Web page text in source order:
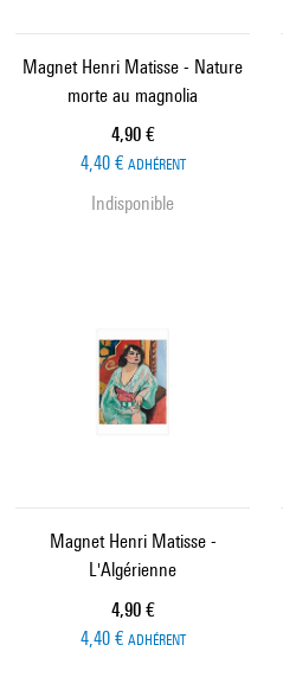
Magnet Henri Matisse - Nature
morte au magnolia
Prix ​​actuel
4,90 €
4,40 € ADHÉRENT
Indisponible
Magnet Henri Matisse -
L'Algérienne
Prix ​​actuel
4,90 €
4,40 € ADHÉRENT